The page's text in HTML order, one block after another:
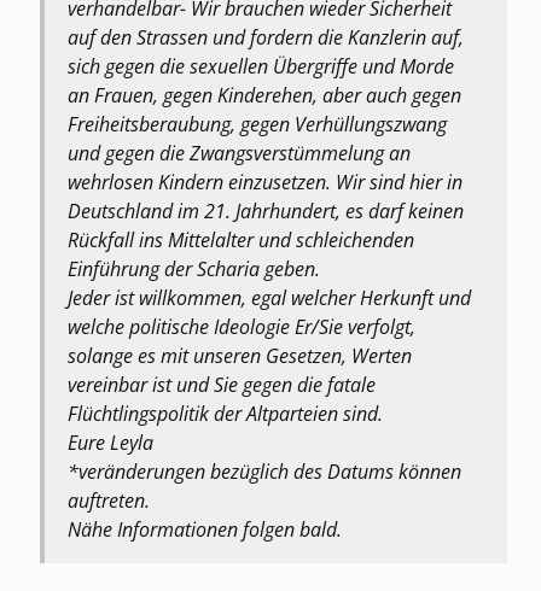
verhandelbar- Wir brauchen wieder Sicherheit
auf den Strassen und fordern die Kanzlerin auf,
sich gegen die sexuellen Übergriffe und Morde
an Frauen, gegen Kinderehen, aber auch gegen
Freiheitsberaubung, gegen Verhüllungszwang
und gegen die Zwangsverstümmelung an
wehrlosen Kindern einzusetzen. Wir sind hier in
Deutschland im 21. Jahrhundert, es darf keinen
Rückfall ins Mittelalter und schleichenden
Einführung der Scharia geben.
Jeder ist willkommen, egal welcher Herkunft und
welche politische Ideologie Er/Sie verfolgt,
solange es mit unseren Gesetzen, Werten
vereinbar ist und Sie gegen die fatale
Flüchtlingspolitik der Altparteien sind.
Eure Leyla
*veränderungen bezüglich des Datums können
auftreten.
Nähe Informationen folgen bald.